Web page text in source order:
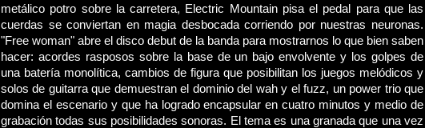
metálico potro sobre la carretera, Electric Mountain pisa el pedal para que las
cuerdas se conviertan en magia desbocada corriendo por nuestras neuronas.
"Free woman" abre el disco debut de la banda para mostrarnos lo que bien saben
hacer: acordes rasposos sobre la base de un bajo envolvente y los golpes de
una batería monolítica, cambios de figura que posibilitan los juegos melódicos y
solos de guitarra que demuestran el dominio del wah y el fuzz, un power trio que
domina el escenario y que ha logrado encapsular en cuatro minutos y medio de
grabación todas sus posibilidades sonoras. El tema es una granada que una vez